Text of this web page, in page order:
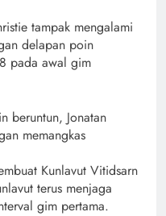
tampak mengalami
delapan poin
pada awal gim
beruntun, Jonatan
memangkas
Kunlavut Vitidsarn
terus menjaga
gim pertama.